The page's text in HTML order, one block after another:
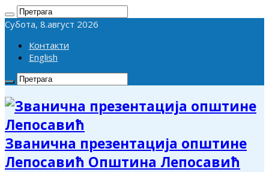
Субота, 8.август 2026
Контакти
English
Званична презентација општине
Лепосавић Општина Лепосавић